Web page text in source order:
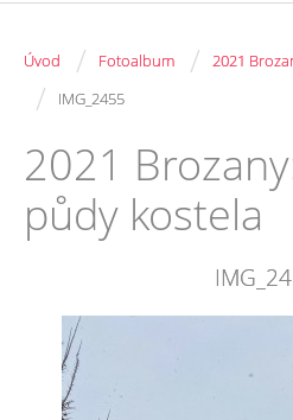
Úvod / Fotoalbum / 2021
/ IMG_2455
2021
půdy kostela